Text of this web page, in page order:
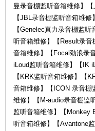
曼录音棚监听音箱维修】
【JBL录音棚监听音箱维
【Genelec真力录音棚监
听音箱维修】【Result录
音箱维修】【Focal劲浪录
iLoud监听音箱维修】【IK
【KRK监听音箱维修】【
音箱维修】【ICON 录音棚
维修】【M-audio录音棚监
监听音箱维修】【Monkey
听音箱维修】【Avantone